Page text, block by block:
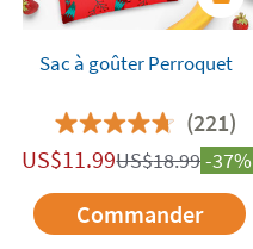
Sac à goûter Perroquet
(221)
US$11.99US$18.99-37%
Commander